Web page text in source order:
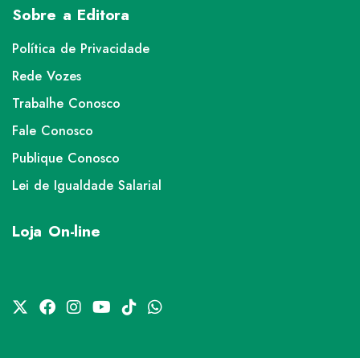
Sobre a Editora
Política de Privacidade
Rede Vozes
Trabalhe Conosco
Fale Conosco
Publique Conosco
Lei de Igualdade Salarial
Loja On-line